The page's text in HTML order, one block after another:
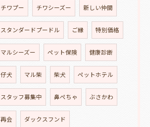
チワプー チワシーズー 新しい仲間
スタンダードプードル ご縁 特別価格
マルシーズー ペット保険 健康診断
仔犬 マル柴 柴犬 ペットホテル
スタッフ募集中 鼻ぺちゃ ぶさかわ
再会 ダックスフンド